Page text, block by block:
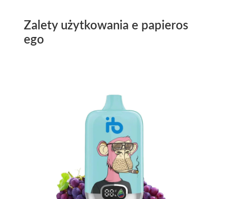
Zalety użytkowania e papieros
ego